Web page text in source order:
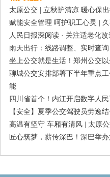
太原公交 | 立秋护清凉 暖心保
赋能安全管理 呵护职工心灵 |
人民日报深阅读 · 关注适老化
雨天出行：线路调整、实时查
坐上公交就是生活！郑州公交
聊城公交安排部署下半年重点
能
四川省首个！内江开启数字人
【安全】夏季公交驾驶员劳逸
高温有坚守 车厢有清风 | 太原
匠心筑梦，薪传深巴！深巴举